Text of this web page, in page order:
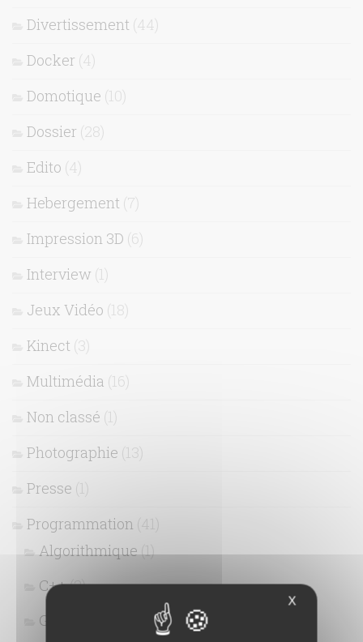
Divertissement (44)
Docker (4)
Domotique (10)
Dossier (28)
Edito (4)
Hebergement (7)
Impression 3D (6)
Interview (1)
Jeux Vidéo (18)
Kinect (3)
Multimédia (16)
Non classé (1)
Photographie (13)
Presse (1)
Programmation (41)
Algorithmique(1)
C++(3)
Git
X